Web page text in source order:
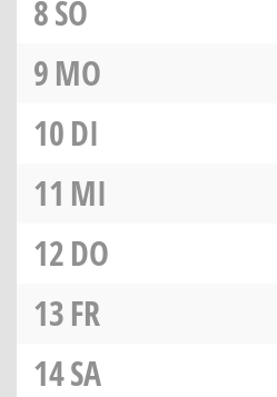
8SO
9MO
10DI
11 MI
12DO
13FR
14SA